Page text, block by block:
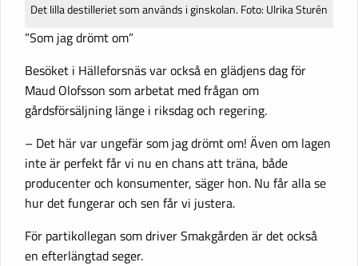
Det lilla destilleriet som används i ginskolan. Foto: Ulrika Sturén
”Som jag drömt om”
Besöket i Hälleforsnäs var också en glädjens dag för
Maud Olofsson som arbetat med frågan om
gårdsförsäljning länge i riksdag och regering.
– Det här var ungefär som jag drömt om! Även om lagen
inte är perfekt får vi nu en chans att träna, både
producenter och konsumenter, säger hon. Nu får alla se
hur det fungerar och sen får vi justera.
För partikollegan som driver Smakgården är det också
en efterlängtad seger.